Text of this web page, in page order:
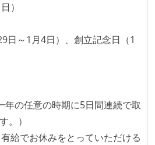
構成管理（Infrastructure as
されている
たは裁量労働制を採用している
用を実施している
）
日～1月4日）、創立記念日（1
年の任意の時期に5日間連続で取
。）
給でお休みをとっていただける